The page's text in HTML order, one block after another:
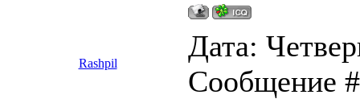
Rashpil
Дата:
Сообщение